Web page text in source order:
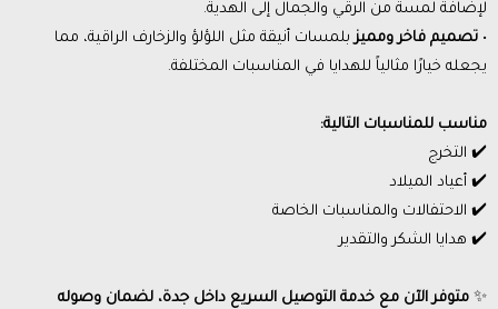
لإضافة لمسة من الرقي والجمال إلى الهدية.
• تصميم فاخر ومميزبلمسات أنيقة مثل اللؤلؤ والزخارف الراقية، مما
يجعله خيارًا مثالياً للهدايا في المناسبات المختلفة.
مناسب للمناسبات التالية:
✔️ التخرج
✔️ أعياد الميلاد
✔️ الاحتفالات والمناسبات الخاصة
✔️ هدايا الشكر والتقدير
✨ متوفر الآن مع خدمة التوصيل السريع داخل جدة، لضمان وصوله